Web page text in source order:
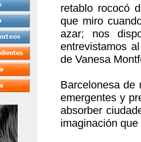
retablo rococó
que miro
azar; nos
entrevistamos
de Vanesa
Barcelonesa
emergentes y
absorber
imaginación